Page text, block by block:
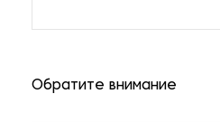
Обратите внимание